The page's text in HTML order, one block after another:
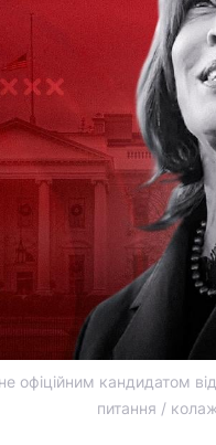
офіційним кандидатом
питання /